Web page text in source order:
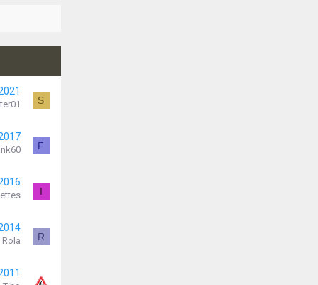
S
F
I
Rola R